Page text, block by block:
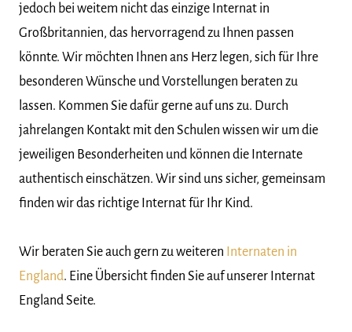
jedoch bei weitem nicht das einzige Internat in
Großbritannien, das hervorragend zu Ihnen passen
könnte. Wir möchten Ihnen ans Herz legen, sich für Ihre
besonderen Wünsche und Vorstellungen beraten zu
lassen. Kommen Sie dafür gerne auf uns zu. Durch
jahrelangen Kontakt mit den Schulen wissen wir um die
jeweiligen Besonderheiten und können die Internate
authentisch einschätzen. Wir sind uns sicher, gemeinsam
finden wir das richtige Internat für Ihr Kind.
Wir beraten Sie auch gern zu weiteren Internaten in
England. Eine Übersicht finden Sie auf unserer Internat
England Seite.